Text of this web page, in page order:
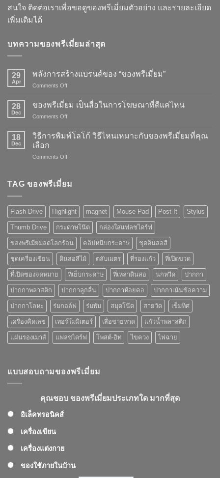
สนใจ ติดต่อเราเพื่อขอดูของพรีเมี่ยมตัวอย่าง และรายละเอียด
เพิ่มเติมได้
บทความของพรีเมี่ยมล่าสุด
29
Apr
พลังการสร้างแบรนด์ของ “ของพรีเมี่ยม”
Comments Offon
“ของ
28
Dec
ของพรีเมี่ยม เป็นสื่อในการโฆษณาที่ดีแค่ไหน
Comments Offon
พรี
เป็น
การ
ดี
แค่
ไหน
18
Dec
วิธีการพิมพ์โลโก้ วิธีไหนเหมาะกับของพรีเมี่ยมที่คุณ
เลือก
Comments Offon
พิมพ์
ไหน
เหมาะ
กับ
ของ
เมี่
ยม
ที่
คุณ
เลือก
TAG ของพรีเมี่ยม
Flash Drive Highlight magnet Mouse Pad Post-It Stylus
Thumb Drive กระดาษโน๊ต กล่องใส่แฟลชไดร์ฟ
ของพรีเมี่ยมลดโลกร้อน คลิปหนีบกระดาษ ชุดดินสอสี
ชุดเครื่องเขียน ดินสอสีไม้ ตลับเมตร ที่รองแก้ว ที่เปิดขวด
ที่เปิดซองจดหมาย ที่เย็บกระดาษ ที่เหลาดินสอ นกหวีด ปากกา
ปากกาพลาสติก ปากกาลูกลื่น ปากกาห้อยคอ ปากกาเน้นข้อความ
ปากกาโลหะ ร่มกอล์ฟ ร่มพับ สมุดโน๊ต สายวัด เข็มทิศ
เครื่องคิดเลข เทอร์โมมิเตอร์ เสื่อชายหาด แก้วน้ำพลาสติก
แผ่นรองเมาส์ แฟลชไดร์ฟ โพสต์-อิท ไขควง ไฟฉาย
แบบสอบถามของพรีเมี่ยม
คุณชอบ ของพรีเมี่ยมประเภทใด มากที่สุด
อิเล็คทรอนิคส์
เครื่องเขียน
เครื่องแต่งกาย
ของใช้ภายในบ้าน